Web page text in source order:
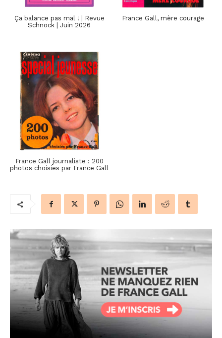
Ça balance pas mal ! | Revue
Schnock | Juin 2026
France Gall, mère courage
France Gall journaliste : 200
photos choisies par France Gall